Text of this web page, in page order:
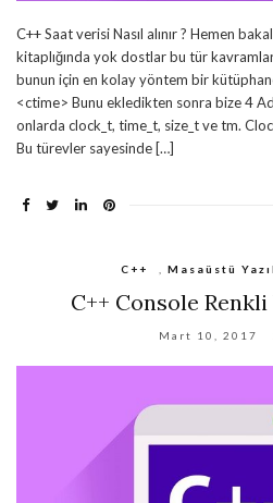
C++ Saat verisi Nasıl alınır ? Hemen
kitaplığında yok dostlar bu tür
bunun için en kolay yöntem bir
<ctime> Bunu ekledikten sonra bize 4
onlarda clock_t, time_t, size_t ve tm.
Bu türevler sayesinde […]
C++ Masaüstü
C++ Console Renkli
Mart 10, 2017